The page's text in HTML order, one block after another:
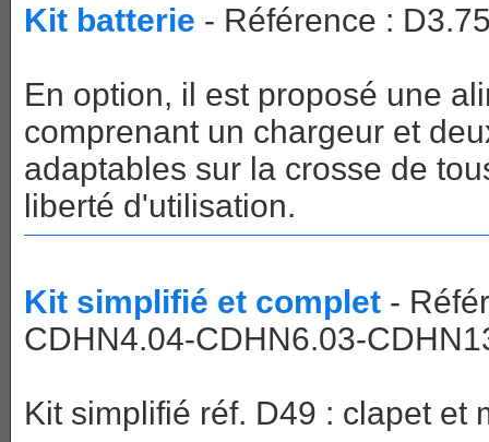
Kit batterie - Référence :
En option, il est proposé une
comprenant un chargeur et
adaptables sur la crosse de
liberté d'utilisation.
Kit simplifié et complet -
CDHN4.04-CDHN6.03-
Kit simplifié réf. D49 : clapet et